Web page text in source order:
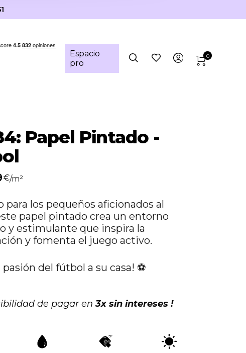
Espacio
pro
0
Papel Pintado -
€/m²
para los pequeños aficionados al
papel pintado crea un entorno
y estimulante que inspira la
y fomenta el juego activo.
pasión del fútbol a su casa! ⚽️
de pagar en3x sin intereses !